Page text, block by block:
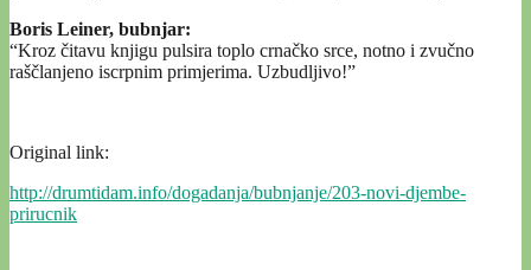
Boris Leiner, bubnjar:
“Kroz čitavu knjigu pulsira toplo crnačko srce, notno i zvučno
raščlanjeno iscrpnim primjerima. Uzbudljivo!”
Original link:
http://drumtidam.info/dogadanja/bubnjanje/203-novi-djembe-
prirucnik